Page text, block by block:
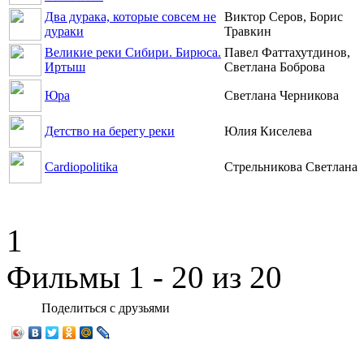
Два дурака, которые совсем не
дураки
Виктор Серов, Борис
Травкин
Великие реки Сибири. Бирюса.
Иртыш
Павел Фаттахутдинов,
Светлана Боброва
Юра Светлана Черникова
Детство на берегу реки Юлия Киселева
Cardiopolitika Стрельникова Светлана
1
Фильмы 1 - 20 из 20
Поделиться с друзьями